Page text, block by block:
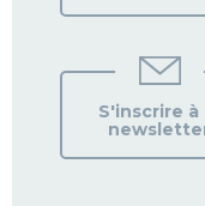
S'inscrire à